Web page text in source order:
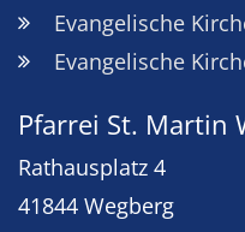
Evangelische
Evangelische
Pfarrei St. Martin
Rathausplatz 4
41844 Wegberg